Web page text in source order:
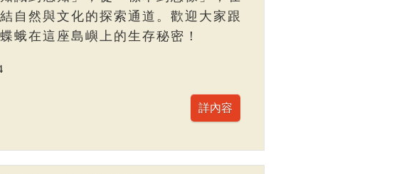
自然與文化的探索通道。歡迎大家跟
蛾在這座島嶼上的生存秘密！